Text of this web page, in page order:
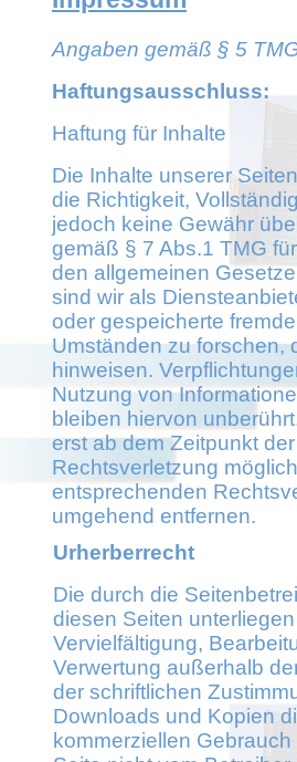
Angaben gemäß § 5
Haftungsausschluss:
Haftung für Inhalte
Die Inhalte unserer
die Richtigkeit,
jedoch keine Gewähr
gemäß § 7 Abs.1 TMG
den allgemeinen
sind wir als
oder gespeicherte
Umständen zu forschen,
hinweisen.
Nutzung von
bleiben hiervon
erst ab dem Zeitpunkt
Rechtsverletzung
entsprechenden
umgehend entfernen.
Urherberrecht
Die durch die
diesen Seiten
Vervielfältigung,
Verwertung außerhalb
der schriftlichen
Downloads und Kopien
kommerziellen